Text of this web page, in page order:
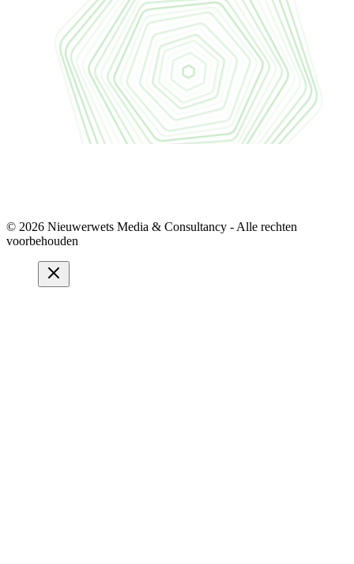
© 2026 Nieuwerwets Media & Consultancy - Alle rechten
voorbehouden